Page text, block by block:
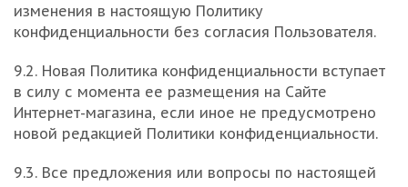
изменения в настоящую Политику
конфиденциальности без согласия Пользователя.
9.2. Новая Политика конфиденциальности вступает
в силу с момента ее размещения на Сайте
Интернет-магазина, если иное не предусмотрено
новой редакцией Политики конфиденциальности.
9.3. Все предложения или вопросы по настоящей